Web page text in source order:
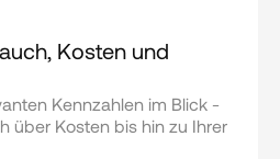
Kosten und
Kennzahlen im Blick -
über Kosten bis hin zu Ihrer